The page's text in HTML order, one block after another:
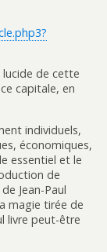
lucide de cette
capitale, en
individuels,
économiques,
essentiel et le
de
Jean-Paul
magie tirée de
livre peut-être